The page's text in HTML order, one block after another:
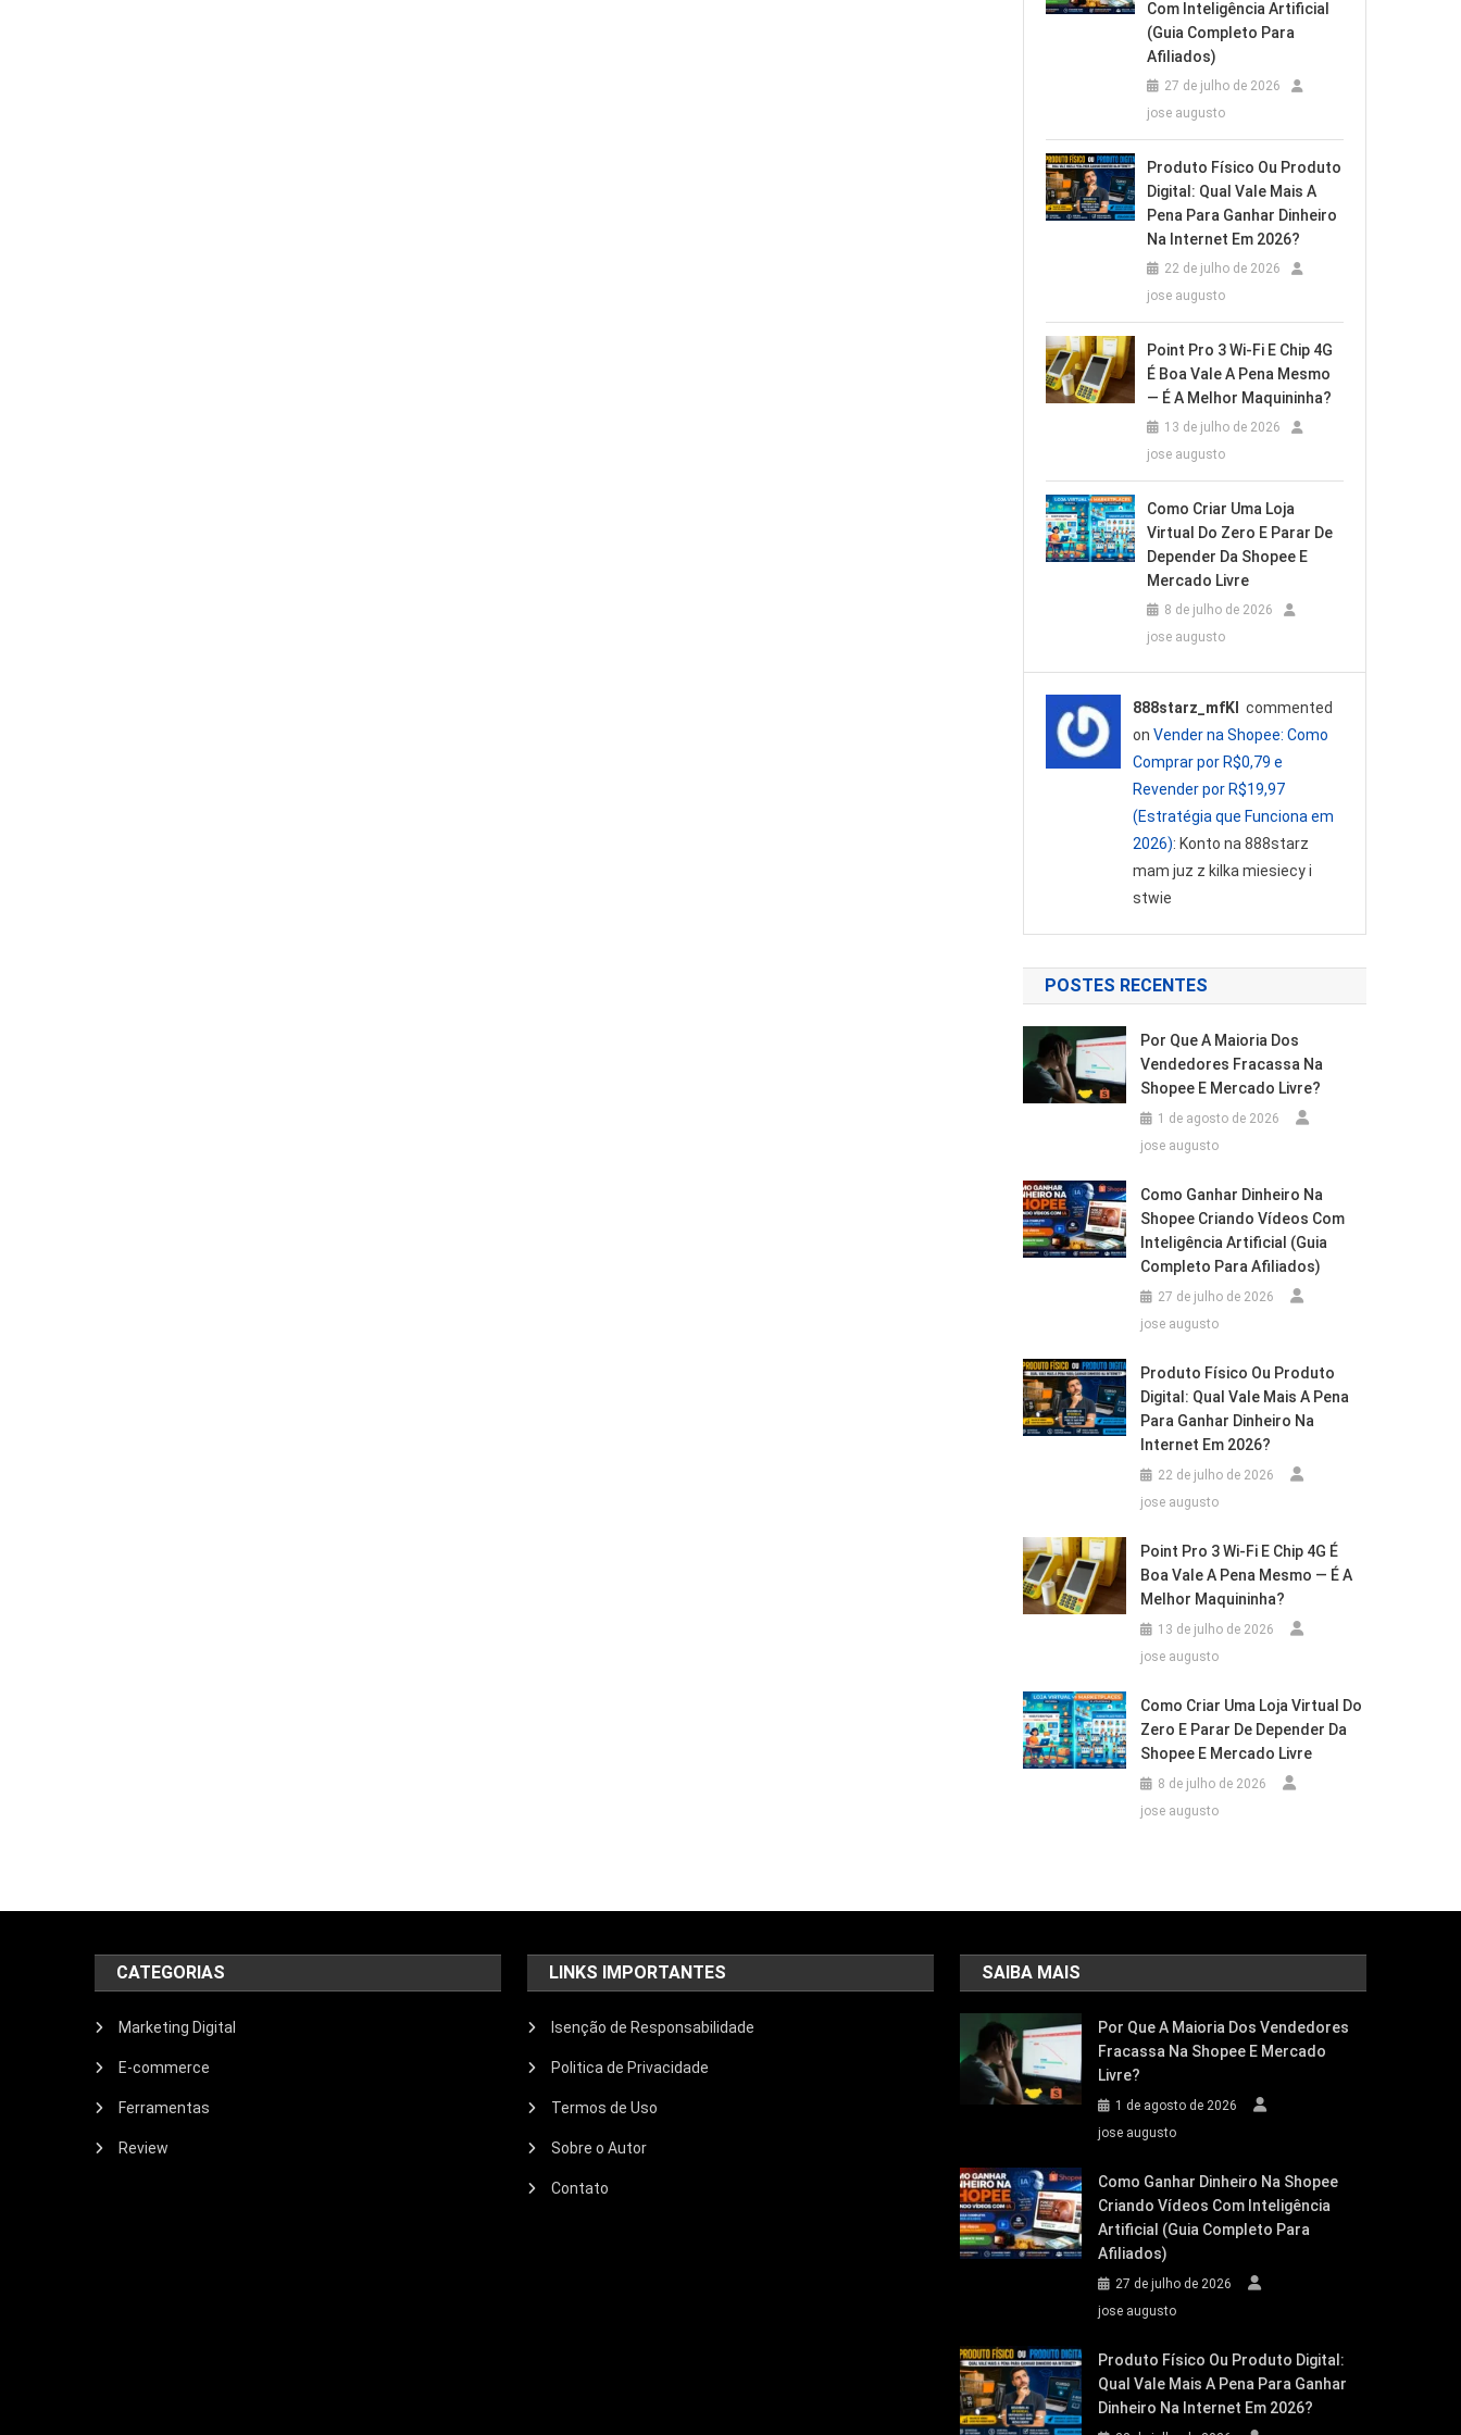
Com Inteligência Artificial
(Guia Completo Para
Afiliados)
27 de julho de 2026
jose augusto
Produto Físico Ou Produto
Digital: Qual Vale Mais A
Pena Para Ganhar Dinheiro
Na Internet Em 2026?
22 de julho de 2026
jose augusto
Point Pro 3 Wi‑Fi E Chip 4G
É Boa Vale A Pena Mesmo
— É A Melhor Maquininha?
13 de julho de 2026
jose augusto
Como Criar Uma Loja
Virtual Do Zero E Parar De
Depender Da Shopee E
Mercado Livre
8 de julho de 2026
jose augusto
888starz_mfKl
commented
on Vender na Shopee: Como
Comprar por R$0,79 e
Revender por R$19,97
(Estratégia que Funciona em
2026): Konto na 888starz
mam juz z kilka miesiecy i
stwie
POSTES RECENTES
Por Que A Maioria Dos
Vendedores Fracassa Na
Shopee E Mercado Livre?
1 de agosto de 2026
jose augusto
Como Ganhar Dinheiro Na
Shopee Criando Vídeos Com
Inteligência Artificial (Guia
Completo Para Afiliados)
27 de julho de 2026
jose augusto
Produto Físico Ou Produto
Digital: Qual Vale Mais A Pena
Para Ganhar Dinheiro Na
Internet Em 2026?
22 de julho de 2026
jose augusto
Point Pro 3 Wi‑Fi E Chip 4G É
Boa Vale A Pena Mesmo — É A
Melhor Maquininha?
13 de julho de 2026
jose augusto
Como Criar Uma Loja Virtual Do
Zero E Parar De Depender Da
Shopee E Mercado Livre
8 de julho de 2026
jose augusto
CATEGORIAS
Marketing Digital
E-commerce
Ferramentas
Review
LINKS IMPORTANTES
Isenção de Responsabilidade
Politica de Privacidade
Termos de Uso
Sobre o Autor
Contato
SAIBA MAIS
Por Que A Maioria Dos Vendedores
Fracassa Na Shopee E Mercado
Livre?
1 de agosto de 2026
jose augusto
Como Ganhar Dinheiro Na Shopee
Criando Vídeos Com Inteligência
Artificial (Guia Completo Para
Afiliados)
27 de julho de 2026
jose augusto
Produto Físico Ou Produto Digital:
Qual Vale Mais A Pena Para Ganhar
Dinheiro Na Internet Em 2026?